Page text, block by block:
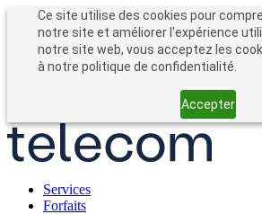
Ce site utilise des cookies pour
notre site et améliorer l'expérience
notre site web, vous acceptez les
à notre politique de confidentialité.
Accepter
EntreprisesParticuliers
Forfait entreprise
Services
Forfaits